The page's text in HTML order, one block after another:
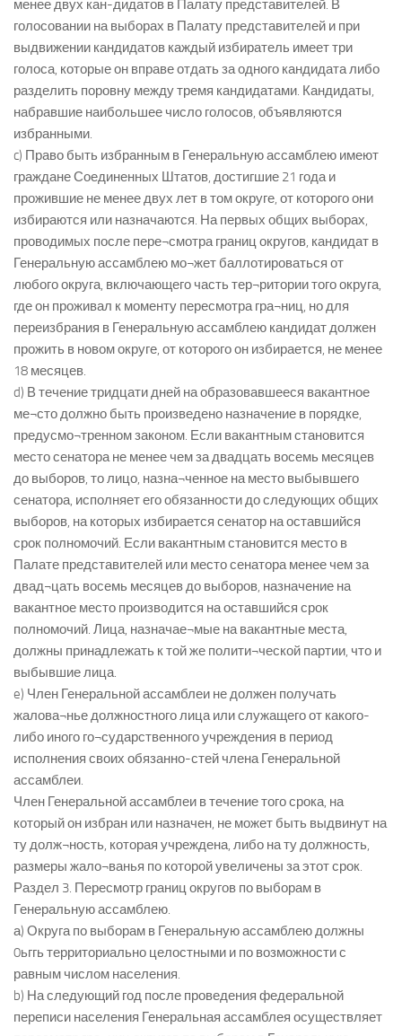
менее двух кан-дидатов в Палату представителей. В
голосовании на выборах в Палату представителей и при
выдвижении кандидатов каждый избиратель имеет три
голоса, которые он вправе отдать за одного кандидата либо
разделить поровну между тремя кандидатами. Кандидаты,
набравшие наибольшее число голосов, объявляются
избранными.
c) Право быть избранным в Генеральную ассамблею имеют
граждане Соединенных Штатов, достигшие 21 года и
прожившие не менее двух лет в том округе, от которого они
избираются или назначаются. На первых общих выборах,
проводимых после пере¬смотра границ округов, кандидат в
Генеральную ассамблею мо¬жет баллотироваться от
любого округа, включающего часть тер¬ритории того округа,
где он проживал к моменту пересмотра гра¬ниц, но для
переизбрания в Генеральную ассамблею кандидат должен
прожить в новом округе, от которого он избирается, не менее
18 месяцев.
d) В течение тридцати дней на образовавшееся вакантное
ме¬сто должно быть произведено назначение в порядке,
предусмо¬тренном законом. Если вакантным становится
место сенатора не менее чем за двадцать восемь месяцев
до выборов, то лицо, назна¬ченное на место выбывшего
сенатора, исполняет его обязанности до следующих общих
выборов, на которых избирается сенатор на оставшийся
срок полномочий. Если вакантным становится место в
Палате представителей или место сенатора менее чем за
двад¬цать восемь месяцев до выборов, назначение на
вакантное место производится на оставшийся срок
полномочий. Лица, назначае¬мые на вакантные места,
должны принадлежать к той же полити¬ческой партии, что и
выбывшие лица.
e) Член Генеральной ассамблеи не должен получать
жалова¬нье должностного лица или служащего от какого-
либо иного го¬сударственного учреждения в период
исполнения своих обязанно-стей члена Генеральной
ассамблеи.
Член Генеральной ассамблеи в течение того срока, на
который он избран или назначен, не может быть выдвинут на
ту долж¬ность, которая учреждена, либо на ту должность,
размеры жало¬ванья по которой увеличены за этот срок.
Раздел 3. Пересмотр границ округов по выборам в
Генеральную ассамблею.
а) Округа по выборам в Генеральную ассамблею должны
0ьггь территориально целостными и по возможности с
равным числом населения.
b) На следующий год после проведения федеральной
переписи населения Генеральная ассамблея осуществляет